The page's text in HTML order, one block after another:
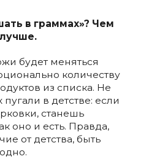
в граммах»? Чем
будет меняться
количеству
из списка. Не
в детстве: если
станешь
оно и есть. Правда,
от детства, быть